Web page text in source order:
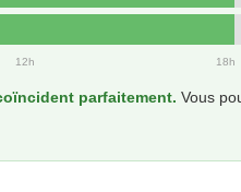
12h 18h
parfaitement. Vous